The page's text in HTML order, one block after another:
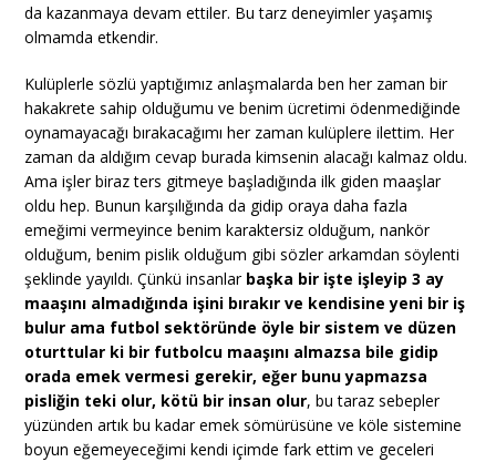
da kazanmaya devam ettiler. Bu tarz deneyimler yaşamış
olmamda etkendir.
Kulüplerle sözlü yaptığımız anlaşmalarda ben her zaman bir
hakakrete sahip olduğumu ve benim ücretimi ödenmediğinde
oynamayacağı bırakacağımı her zaman kulüplere ilettim. Her
zaman da aldığım cevap burada kimsenin alacağı kalmaz oldu.
Ama işler biraz ters gitmeye başladığında ilk giden maaşlar
oldu hep. Bunun karşılığında da gidip oraya daha fazla
emeğimi vermeyince benim karaktersiz olduğum, nankör
olduğum, benim pislik olduğum gibi sözler arkamdan söylenti
şeklinde yayıldı. Çünkü insanlar başka bir işte işleyip 3 ay
maaşını almadığında işini bırakır ve kendisine yeni bir iş
bulur ama futbol sektöründe öyle bir sistem ve düzen
oturttular ki bir futbolcu maaşını almazsa bile gidip
orada emek vermesi gerekir, eğer bunu yapmazsa
pisliğin teki olur, kötü bir insan olur, bu taraz sebepler
yüzünden artık bu kadar emek sömürüsüne ve köle sistemine
boyun eğemeyeceğimi kendi içimde fark ettim ve geceleri